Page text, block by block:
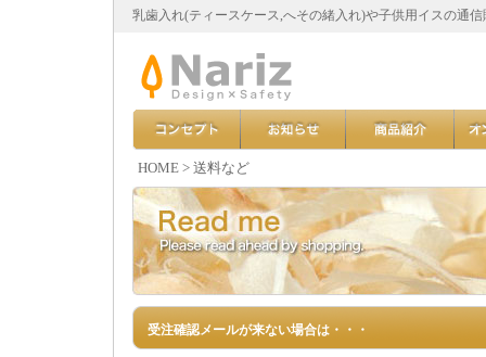
乳歯入れ(ティースケース,へその緒入れ)や子供用イスの通
HOME> 送料など
受注確認メールが来ない場合は・・・